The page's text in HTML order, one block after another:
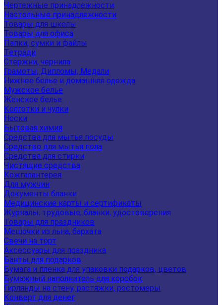
Чертежные принадлежности
Настольные принадлежности
Товары для школы
Товары для офиса
Папки, сумки и файлы
Тетради
Стержни, чернила
Грамоты, Дипломы, Медали
Нижнее белье и домашняя одежда
Мужское белье
Женское белье
Колготки и чулки
Носки
Бытовая химия
Средства для мытья посуды
Средство для мытья пола
Средства для стирки
Чистящие средства
Кожгалантерея
Для мужчин
Документы бланки
Медицинские карты и сертификаты
Журналы, трудовые, бланки, удостоверения
Товары для праздников
Мешочки из льна, бархата
Свечи на торт
Аксессуары для праздника
Банты для подарков
Бумага и пленка для упаковки подарков, цветов
Бумажный наполнитель для коробок
Гирлянды на стену, растяжки, ростомеры
Конверт для денег